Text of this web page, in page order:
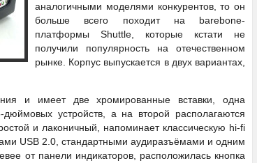
аналогичными моделями конкурентов, то он
больше всего походит на barebone-
платформы Shuttle, которые кстати не
получили популярность на отечественном
рынке. Корпус выпускается в двух вариантах,
и имеет две хромированные вставки, одна
дюймовых устройств, а на второй располагаются
и лаконичный, напоминает классическую hi-fi
USB 2.0, стандартными аудиразъёмами и одним
от панели индикаторов, расположилась кнопка